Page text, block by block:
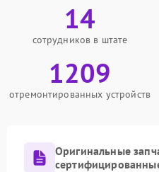
14
сотрудников в штате
1209
отремонтированных устройств
Оригинальные